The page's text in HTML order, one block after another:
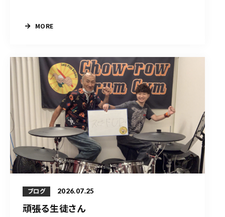
MORE
ブログ 2026.07.25
頑張る生徒さん